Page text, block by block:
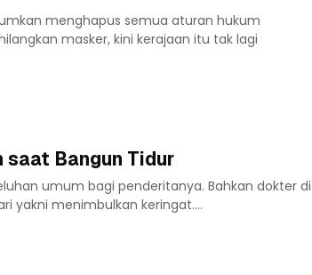
menghapus semua aturan hukum
masker, kini kerajaan itu tak lagi
saat Bangun Tidur
umum bagi penderitanya. Bahkan dokter di
yakni menimbulkan keringat....